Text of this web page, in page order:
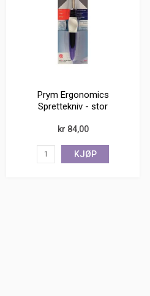
Prym Ergonomics
Sprettekniv - stor
kr 84,00
KJØP